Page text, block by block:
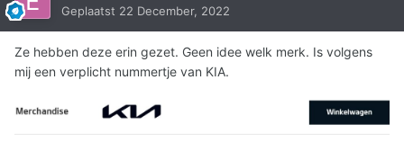
Geplaatst 22 December, 2022
Ze hebben deze erin gezet. Geen idee welk merk. Is volgens
mij een verplicht nummertje van KIA.